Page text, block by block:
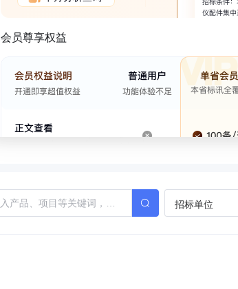
会员尊享权益
招标单位